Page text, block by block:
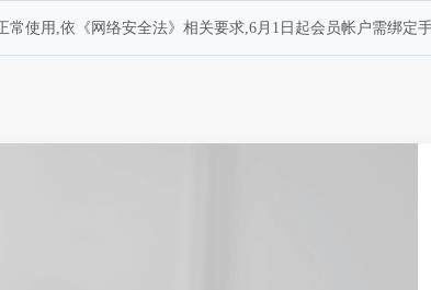
常使用,依《网络安全法》相关要求,6月1日起会员帐户需绑定